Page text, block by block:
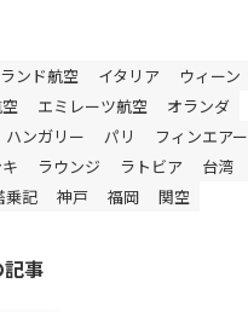
ンド航空 イタリア
ウィーン
エミレーツ航空
オランダ
ハンガリー パリ
フィンエアー
ラウンジ ラトビア 台湾
乗記 神戸 福岡 関空
事